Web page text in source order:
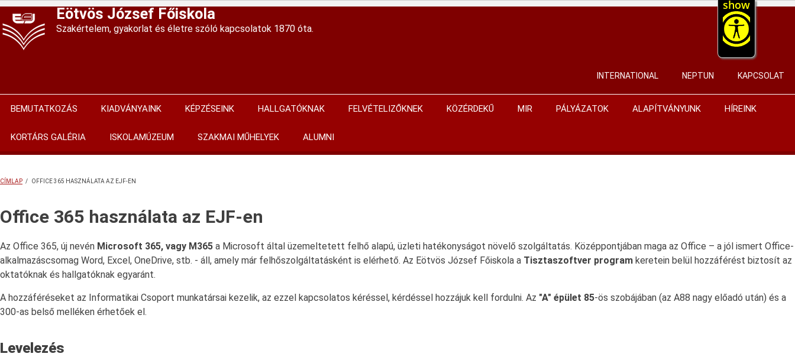
Ugrás
a
tartalomra
show
Eötvös József Főiskola
Szakértelem, gyakorlat és életre szóló kapcsolatok 1870 óta.
User
menu
INTERNATIONAL NEPTUN KAPCSOLAT
Main
navigation
BEMUTATKOZÁS KIADVÁNYAINK KÉPZÉSEINK HALLGATÓKNAK FELVÉTELIZŐKNEK KÖZÉRDEKŰ MIR PÁLYÁZATOK ALAPÍTVÁNYUNK HÍREINK
KORTÁRS GALÉRIA ISKOLAMÚZEUM SZAKMAI MŰHELYEK ALUMNI
CÍMLAP / OFFICE 365 HASZNÁLATA AZ EJF-EN
Office 365 használata az EJF-en
Az Office 365, új nevén Microsoft 365, vagy M365 a Microsoft által üzemeltetett felhő alapú, üzleti hatékonyságot növelő szolgáltatás. Középpontjában maga az Office – a jól ismert Office-
alkalmazáscsomag Word, Excel, OneDrive, stb. - áll, amely már felhőszolgáltatásként is elérhető. Az Eötvös József Főiskola a Tisztaszoftver program keretein belül hozzáférést biztosít az
oktatóknak és hallgatóknak egyaránt.
A hozzáféréseket az Informatikai Csoport munkatársai kezelik, az ezzel kapcsolatos kéréssel, kérdéssel hozzájuk kell fordulni. Az "A" épület 85-ös szobájában (az A88 nagy előadó után) és a
300-as belső melléken érhetőek el.
Levelezés